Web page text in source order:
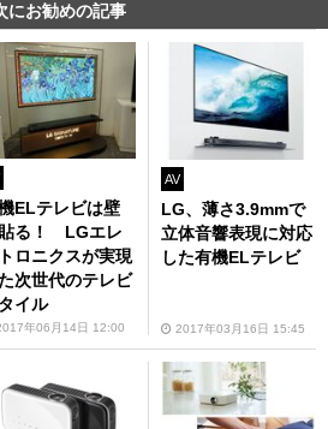
にお勧めの記事
ELテレビは壁
る！ LGエレ
ロニクスが実現
次世代のテレビ
イル
年06月14日 12:00
AV
LG、薄さ3.9mmで
立体音響表現に対応
した有機ELテレビ
2017年03月16日 15:45